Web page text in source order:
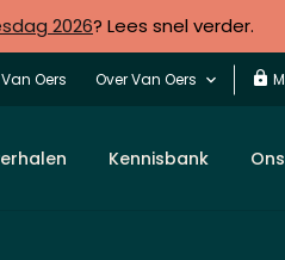
2026? Lees snel verder.
Oers Over Van Oers
Kennisbank